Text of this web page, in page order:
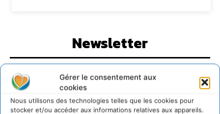
Gérer le consentement aux
cookies
Nous utilisons des technologies telles que les cookies pour
stocker et/ou accéder aux informations relatives aux appareils.
Newsletter
JE M'ABONNE